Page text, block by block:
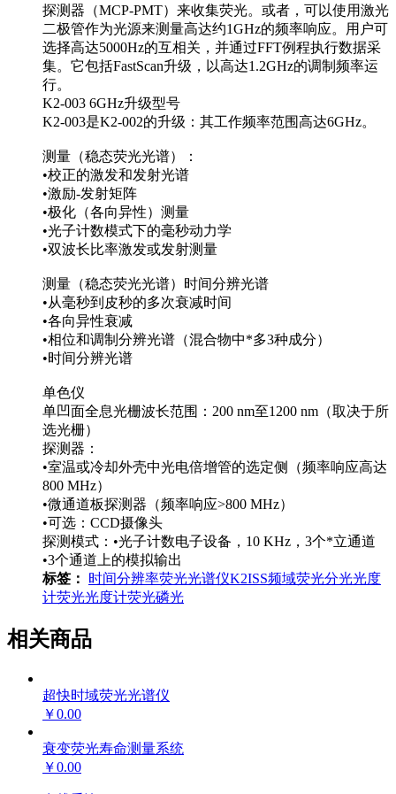
探测器（MCP-PMT）来收集荧光。或者，可以使用激光
二极管作为光源来测量高达约1GHz的频率响应。用户可
选择高达5000Hz的互相关，并通过FFT例程执行数据采
集。它包括FastScan升级，以高达1.2GHz的调制频率运
行。
K2-003 6GHz升级型号
K2-003是K2-002的升级：其工作频率范围高达6GHz。
测量（稳态荧光光谱）：
•校正的激发和发射光谱
•激励-发射矩阵
•极化（各向异性）测量
•光子计数模式下的毫秒动力学
•双波长比率激发或发射测量
测量（稳态荧光光谱）时间分辨光谱
•从毫秒到皮秒的多次衰减时间
•各向异性衰减
•相位和调制分辨光谱（混合物中*多3种成分）
•时间分辨光谱
单色仪
单凹面全息光栅波长范围：200 nm至1200 nm（取决于所
选光栅）
探测器：
•室温或冷却外壳中光电倍增管的选定侧（频率响应高达
800 MHz）
•微通道板探测器（频率响应>800 MHz）
•可选：CCD摄像头
探测模式：•光子计数电子设备，10 KHz，3个*立通道
•3个通道上的模拟输出
标签：
时间分辨率荧光光谱仪K2ISS频域荧光分光光度
计荧光光度计荧光磷光
相关商品
超快时域荧光光谱仪
￥0.00
衰变荧光寿命测量系统
￥0.00